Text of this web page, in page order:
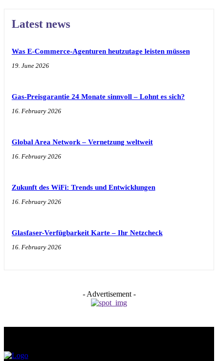
Latest news
Was E-Commerce-Agenturen heutzutage leisten müssen
19. June 2026
Gas-Preisgarantie 24 Monate sinnvoll – Lohnt es sich?
16. February 2026
Global Area Network – Vernetzung weltweit
16. February 2026
Zukunft des WiFi: Trends und Entwicklungen
16. February 2026
Glasfaser-Verfügbarkeit Karte – Ihr Netzcheck
16. February 2026
- Advertisement -